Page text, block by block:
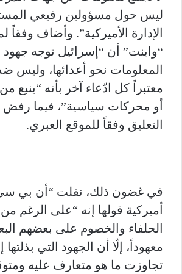
ليس حول مسؤولين رفيعي
الإدارة الأميركية”. وأضاف وفقاً
“واينت” أن “إسرائيل توجه
المعلومات نحو أعدائها، وليس ضد
معتبراً كل ادّعاء آخر بأنه “ينبع
أو محركات سياسية”، فيما رفض
التعليق وفقاً للموقع العبري.
في غضون ذلك، نقلت “أن بي
أميركية قولها إنه “على
الحلفاء والخصوم على بعضهم
معهوداً، إلّا أن الجهود التي بذلتها
تجاوزت ما هو متعارف عليه